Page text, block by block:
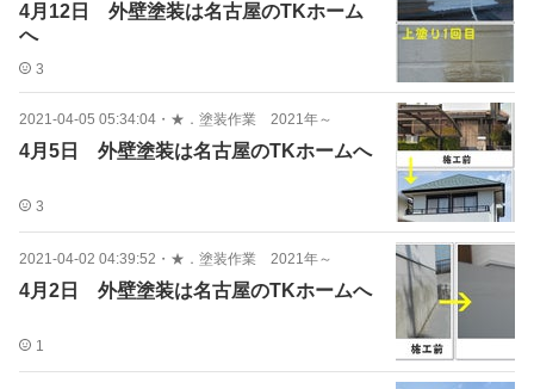
4月12日 外壁塗装は名古屋のTKホーム
へ
3
2021-04-05 05:34:04 ・ ★．塗装作業 2021年～
4月5日 外壁塗装は名古屋のTKホームへ
3
2021-04-02 04:39:52 ・ ★．塗装作業 2021年～
4月2日 外壁塗装は名古屋のTKホームへ
1